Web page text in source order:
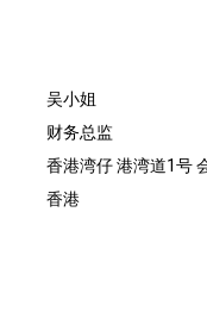
吴小姐
财务总监
香港湾仔 港湾道1号
香港